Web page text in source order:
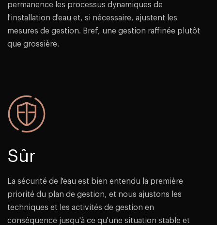
permanence les processus dynamiques de
l'installation d'eau et, si nécessaire, ajustent les
mesures de gestion. Bref, une gestion raffinée plutôt
que grossière.
Sûr
La sécurité de l'eau est bien entendu la première
priorité du plan de gestion, et nous ajustons les
techniques et les activités de gestion en
conséquence jusqu'à ce qu'une situation stable et